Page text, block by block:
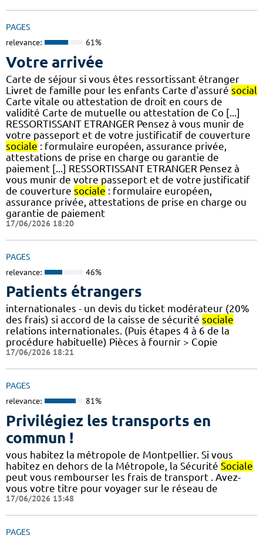
PAGES
relevance: 61%
Votre arrivée
Carte de séjour si vous êtes ressortissant étranger
Livret de famille pour les enfants Carte d'assuré social
Carte vitale ou attestation de droit en cours de
validité Carte de mutuelle ou attestation de Co [...]
RESSORTISSANT ETRANGER Pensez à vous munir de
votre passeport et de votre justificatif de couverture
sociale : formulaire européen, assurance privée,
attestations de prise en charge ou garantie de
paiement [...] RESSORTISSANT ETRANGER Pensez à
vous munir de votre passeport et de votre justificatif
de couverture sociale : formulaire européen,
assurance privée, attestations de prise en charge ou
garantie de paiement
17/06/2026 18:20
PAGES
relevance: 46%
Patients étrangers
internationales - un devis du ticket modérateur (20%
des frais) si accord de la caisse de sécurité sociale
relations internationales. (Puis étapes 4 à 6 de la
procédure habituelle) Pièces à fournir > Copie
17/06/2026 18:21
PAGES
relevance: 81%
Privilégiez les transports en
commun !
vous habitez la métropole de Montpellier. Si vous
habitez en dehors de la Métropole, la Sécurité Sociale
peut vous rembourser les frais de transport . Avez-
vous votre titre pour voyager sur le réseau de
17/06/2026 13:48
PAGES